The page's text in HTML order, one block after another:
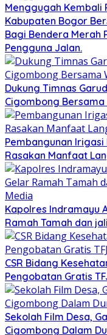
Menggugah Kembali
Kabupaten Bogor
Bagi Bendera Merah
Pengguna Jalan.
Dukung Timnas
Cigombong
Pembangunan Irigasi
Rasakan Manfaat
Kapolres Indramayu
Ramah Tamah dan
CSR Bidang
Pengobatan Gratis
Sekolah Film Desa,
Cigombong Dalam